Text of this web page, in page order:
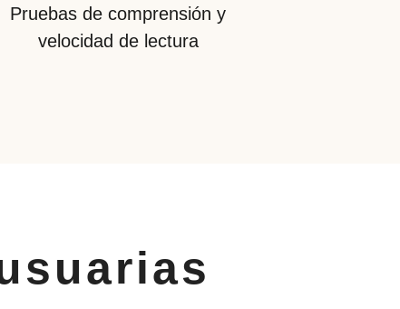
Pruebas de comprensión y
velocidad de lectura